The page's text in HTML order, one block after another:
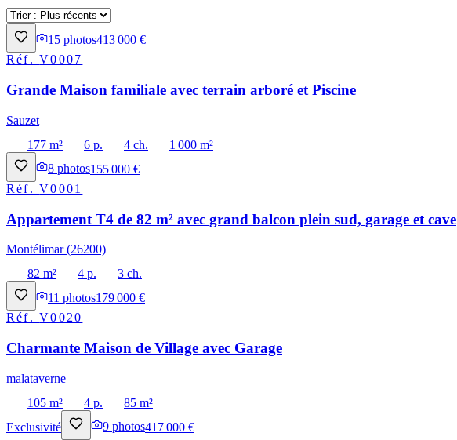
15 photos413 000 €
Réf.V0007
Grande Maison familiale avec terrain arboré et Piscine
Sauzet
177 m²
6 p. 4 ch.
1 000 m²
8 photos155 000 €
Réf.V0001
Appartement T4 de 82 m² avec grand balcon plein sud, garage et cave
Montélimar (26200)
82 m²
4 p.
3 ch.
11 photos179 000 €
Réf.V0020
Charmante Maison de Village avec Garage
malataverne
105 m²
4 p.
85 m²
Exclusivité
9 photos417 000 €